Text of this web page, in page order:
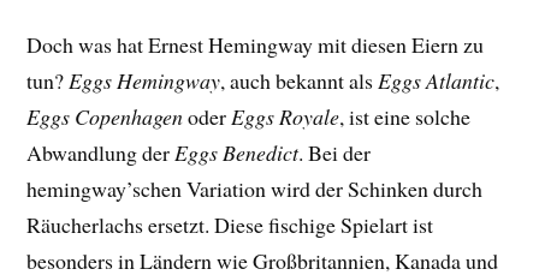
Doch was hat Ernest Hemingway mit diesen Eiern zu
tun? Eggs Hemingway, auch bekannt als Eggs Atlantic,
Eggs Copenhagenoder Eggs Royale, ist eine solche
Abwandlung der Eggs Benedict. Bei der
hemingway’schen Variation wird der Schinken durch
Räucherlachs ersetzt. Diese fischige Spielart ist
besonders in Ländern wie Großbritannien, Kanada und